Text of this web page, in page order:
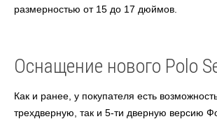
размерностью от 15 до 17 дюймов.
Оснащение нового Polo
Как и ранее, у покупателя есть
трехдверную, так и 5-ти дверную версию